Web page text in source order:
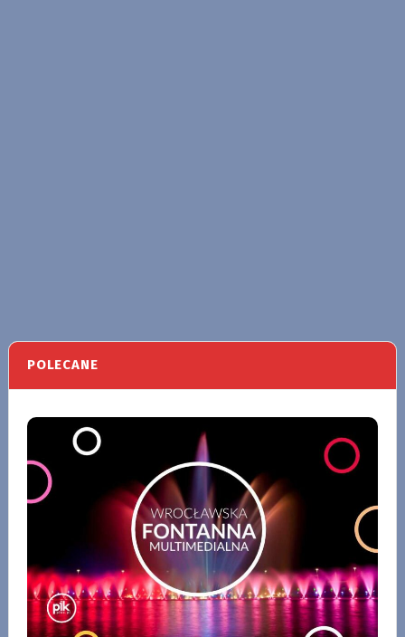
POLECANE